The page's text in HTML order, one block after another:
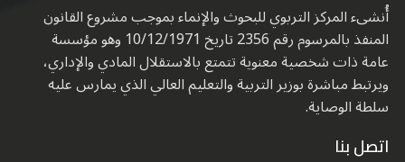
أُنشىء المركز التربوي للبحوث والإنماء بموجب مشروع القانون
المنفذ بالمرسوم رقم 2356 تاريخ 10/12/1971 وهو مؤسسة
عامة ذات شخصية معنوية تتمتع بالاستقلال المادي والإداري،
ويرتبط مباشرة بوزير التربية والتعليم العالي الذي يمارس عليه
سلطة الوصاية.
اتصل بنا